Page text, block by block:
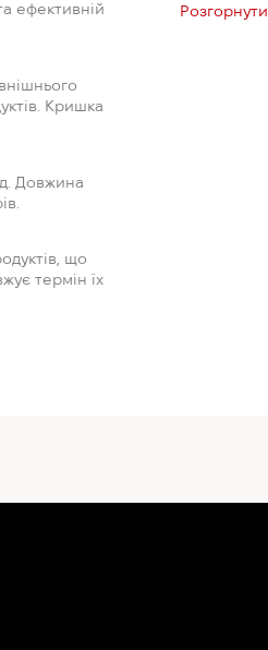
ефективній
Кришка
Довжина
що
термін їх
Розгорнути